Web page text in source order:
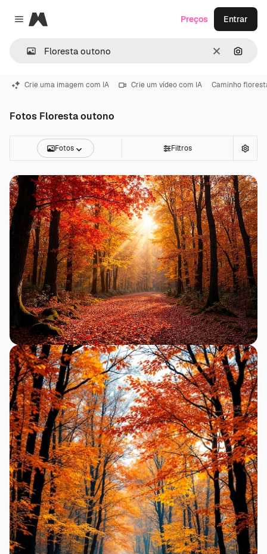
Close menu
Magnific
Limpar
Preços Entrar
Crie uma imagem com IA Crie um vídeo com IA Caminho
Fotos Floresta outono
Fotos Filtros